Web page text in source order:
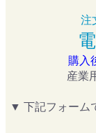
注
購入
産業
▼ 下記フォーム